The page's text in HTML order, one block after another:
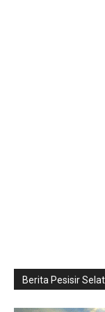
Berita Pesisir